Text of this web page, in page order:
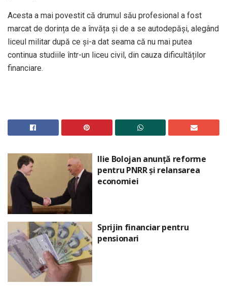
Acesta a mai povestit că drumul său profesional a fost
marcat de dorința de a învăța și de a se autodepăși, alegând
liceul militar după ce și-a dat seama că nu mai putea
continua studiile într-un liceu civil, din cauza dificultăților
financiare.
Ilie Bolojan anunță reforme
pentru PNRR și relansarea
economiei
Sprijin financiar pentru
pensionari